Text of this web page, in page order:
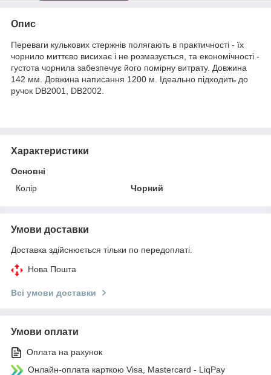
Опис
Переваги кулькових стержнів полягають в практичності - їх
чорнило миттєво висихає і не розмазується, та економічності -
густота чорнила забезпечує його помірну витрату. Довжина
142 мм. Довжина написання 1200 м. Ідеально підходить до
ручок DB2001, DB2002.
Характеристики
Основні
Колір
Чорний
Умови доставки
Доставка здійснюється тільки по передоплаті.
Нова Пошта
Всі умови доставки
Умови оплати
Оплата на рахунок
Онлайн-оплата карткою Visa, Mastercard - LiqPay